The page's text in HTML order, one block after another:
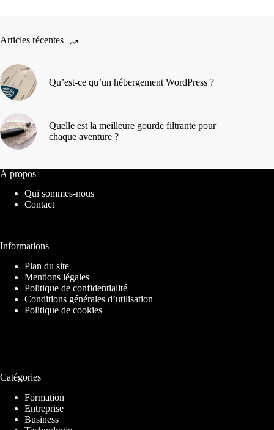
Articles récentes
Qu’est-ce qu’un hébergement WordPress ?
Quelle est la meilleure gourde filtrante pour
chaque aventure ?
À propos
Qui sommes-nous
Contact
Informations
Plan du site
Mentions légales
Politique de confidentialité
Conditions générales d’utilisation
Politique de cookies
Catégories
Formation
Entreprise
Business